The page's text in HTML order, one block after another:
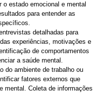
estado emocional e mental
para entender as
detalhadas para
experiências, motivações e
de comportamentos
a saúde mental.
do ambiente de trabalho ou
fatores externos que
mental. Coleta de informações